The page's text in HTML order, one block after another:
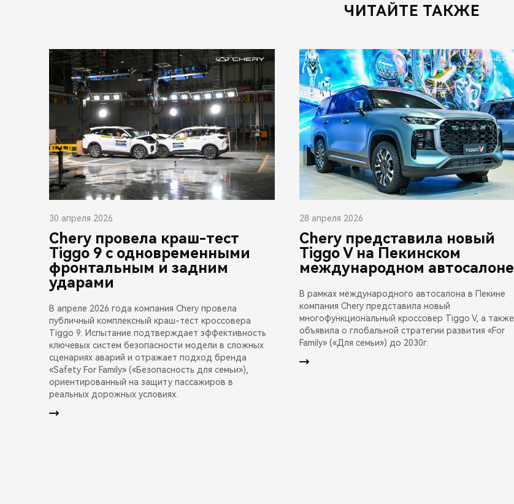
ЧИТАЙТЕ ТАКЖЕ
30 апреля 2026
Chery провела краш-тест
Tiggo 9 с одновременными
фронтальным и задним
ударами
В апреле 2026 года компания Chery провела
публичный комплексный краш-тест кроссовера
Tiggo 9. Испытание подтверждает эффективность
ключевых систем безопасности модели в сложных
сценариях аварий и отражает подход бренда
«Safety For Family» («Безопасность для семьи»),
ориентированный на защиту пассажиров в
реальных дорожных условиях.
28 апреля 2026
Chery представила новый
Tiggo V на Пекинском
международном автосалоне
В рамках международного автосалона в Пекине
компания Chery представила новый
многофункциональный кроссовер Tiggo V, а также
объявила о глобальной стратегии развития «For
Family» («Для семьи») до 2030г.